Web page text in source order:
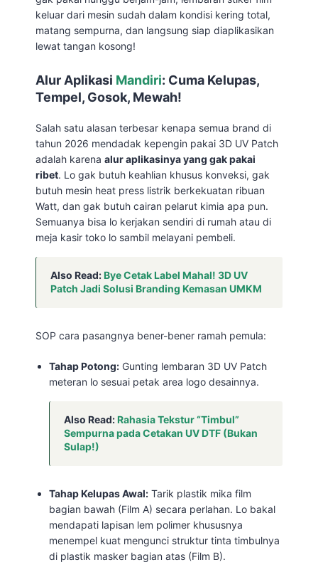
keluar dari mesin sudah dalam kondisi kering total,
matang sempurna, dan langsung siap diaplikasikan
lewat tangan kosong!
Alur Aplikasi Mandiri: Cuma Kelupas,
Tempel, Gosok, Mewah!
Salah satu alasan terbesar kenapa semua brand di
tahun 2026 mendadak kepengin pakai 3D UV Patch
adalah karena alur aplikasinya yang gak pakai
ribet. Lo gak butuh keahlian khusus konveksi, gak
butuh mesin heat press listrik berkekuatan ribuan
Watt, dan gak butuh cairan pelarut kimia apa pun.
Semuanya bisa lo kerjakan sendiri di rumah atau di
meja kasir toko lo sambil melayani pembeli.
Also Read:Bye Cetak Label Mahal! 3D UV
Patch Jadi Solusi Branding Kemasan UMKM
SOP cara pasangnya bener-bener ramah pemula:
Tahap Potong: Gunting lembaran 3D UV Patch
meteran lo sesuai petak area logo desainnya.
Also Read:Rahasia Tekstur “Timbul”
Sempurna pada Cetakan UV DTF (Bukan
Sulap!)
Tahap Kelupas Awal: Tarik plastik mika film
bagian bawah (Film A) secara perlahan. Lo bakal
mendapati lapisan lem polimer khususnya
menempel kuat mengunci struktur tinta timbulnya
di plastik masker bagian atas (Film B).